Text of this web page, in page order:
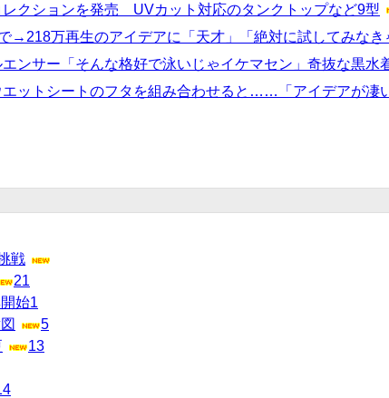
レクションを発売 UVカット対応のタンクトップなど9型
→218万再生のアイデアに「天才」「絶対に試してみなき
エンサー「そんな格好で泳いじゃイケマセン」奇抜な黒水
ットシートのフタを組み合わせると……「アイデアが凄
戦
21
始1
5
13